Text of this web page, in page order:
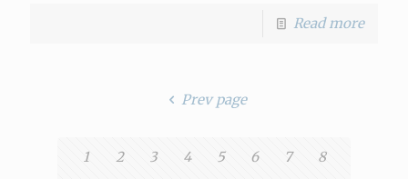
Read more
Prev page
1 2 3 4 5 6 7
8